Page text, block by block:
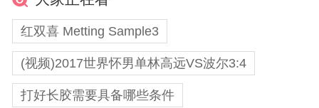
红双喜 Metting Sample3
(视频)2017世界怀男单林高远VS波尔3:4
打好长胶需要具备哪些条件